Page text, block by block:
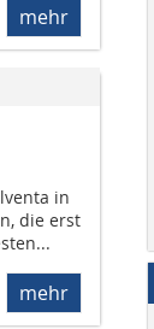
mehr
in
die erst
mehr